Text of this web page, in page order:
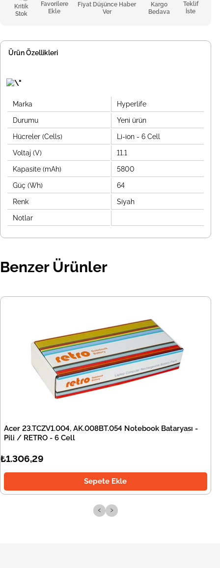
Kritik
Stok
Favorilere
Ekle
Fiyat Düşünce Haber
Ver
Kargo
Bedava
Teklif
İste
Ürün Özellikleri
Marka Hyperlife
Durumu Yeni ürün
Hücreler (Cells) Li-ion - 6 Cell
Voltaj (V) 11.1
Kapasite (mAh) 5800
Güç (Wh) 64
Renk Siyah
Notlar
Benzer Ürünler
Acer 23.TCZV1.004, AK.008BT.054 Notebook Bataryası -
Pili / RETRO - 6 Cell
₺1.306,29
Sepete Ekle
‹ ›